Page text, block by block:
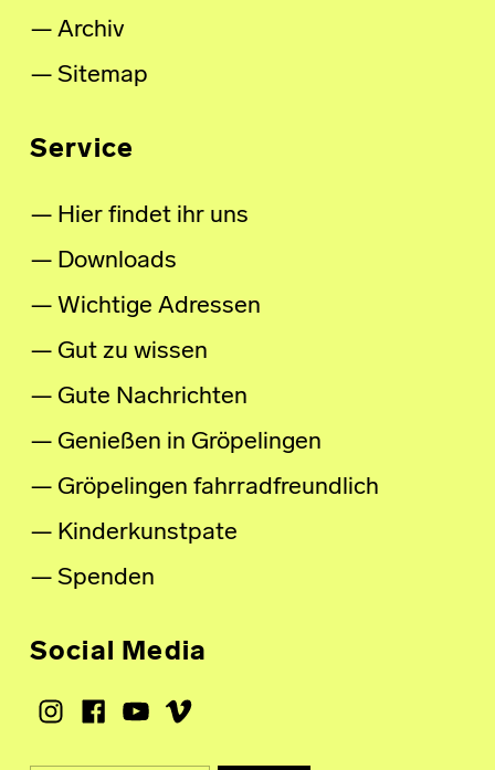
Archiv
Sitemap
Service
Hier findet ihr uns
Downloads
Wichtige Adressen
Gut zu wissen
Gute Nachrichten
Genießen in Gröpelingen
Gröpelingen fahrradfreundlich
Kinderkunstpate
Spenden
Social Media
Instagram
Facebook
Youtube
Vimeo
Suche nach: